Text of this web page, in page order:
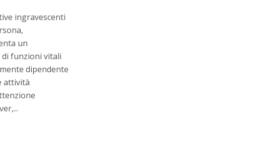
ingravescenti
un
funzioni vitali
dipendente
attività